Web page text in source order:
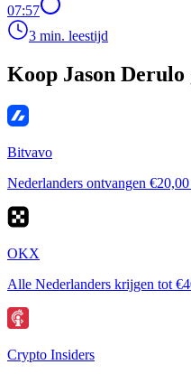
07:57
3 min. leestijd
Koop Jason Derulo
Bitvavo
Nederlanders ontvangen
OKX
Alle Nederlanders krijgen tot
Crypto Insiders